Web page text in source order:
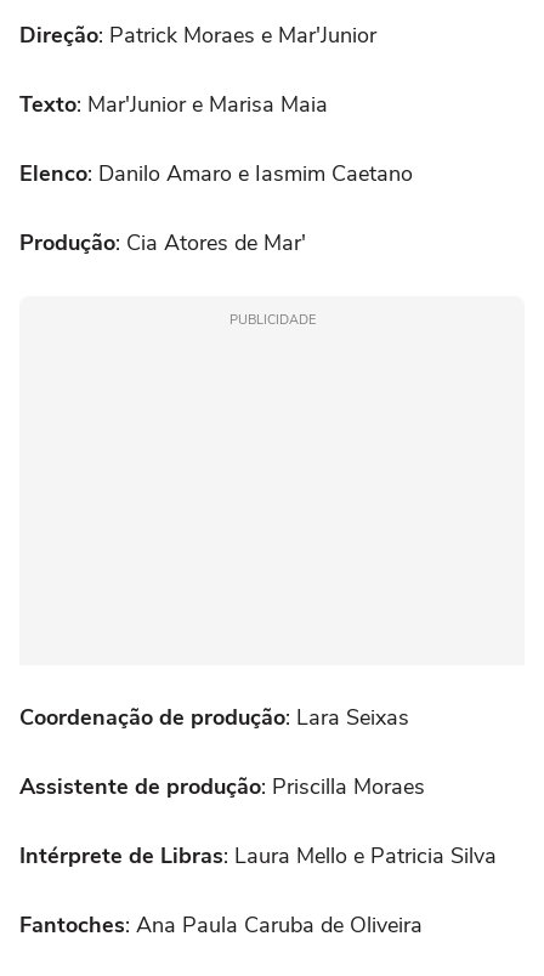
Direção: Patrick Moraes e Mar'Junior
Texto: Mar'Junior e Marisa Maia
Elenco: Danilo Amaro e Iasmim Caetano
Produção: Cia Atores de Mar'
PUBLICIDADE
Coordenação de produção: Lara Seixas
Assistente de produção: Priscilla Moraes
Intérprete de Libras: Laura Mello e Patricia Silva
Fantoches: Ana Paula Caruba de Oliveira